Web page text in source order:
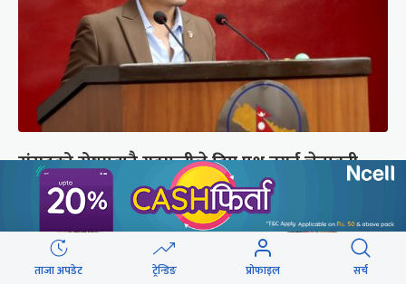
संसद्को रोष्ट्रमबाटै गृहमन्त्रीले दिए प्रश्न नगर्न चेतावनी
ताजा अपडेट ट्रेन्डिङ प्रोफाइल सर्च